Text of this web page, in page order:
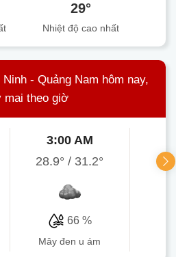
29°
Nhiệt độ cao nhất
- Quảng Nam hôm nay,
mai theo giờ
3:00 AM
28.9°/ 31.2°
66 %
mây đen u ám